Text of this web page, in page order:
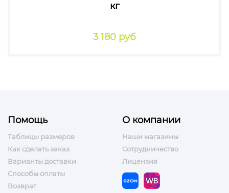
кг
3 180 руб
Помощь
Таблицы размеров
Как сделать заказ
Варианты доставки
Способы оплаты
Возврат
О компании
Наши магазины
Сотрудничество
Лицензия